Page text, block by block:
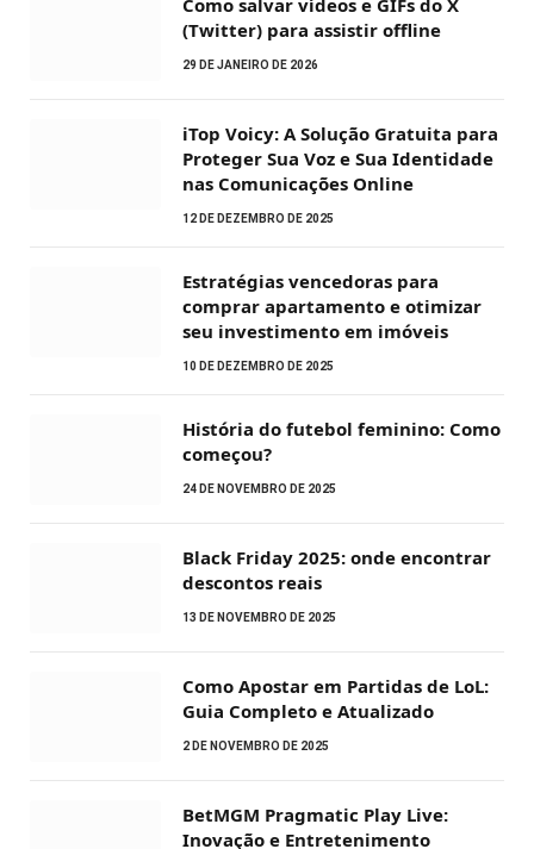
Como salvar vídeos e GIFs do X
(Twitter) para assistir offline
29 DE JANEIRO DE 2026
iTop Voicy: A Solução Gratuita para
Proteger Sua Voz e Sua Identidade
nas Comunicações Online
12 DE DEZEMBRO DE 2025
Estratégias vencedoras para
comprar apartamento e otimizar
seu investimento em imóveis
10 DE DEZEMBRO DE 2025
História do futebol feminino: Como
começou?
24 DE NOVEMBRO DE 2025
Black Friday 2025: onde encontrar
descontos reais
13 DE NOVEMBRO DE 2025
Como Apostar em Partidas de LoL:
Guia Completo e Atualizado
2 DE NOVEMBRO DE 2025
BetMGM Pragmatic Play Live:
Inovação e Entretenimento